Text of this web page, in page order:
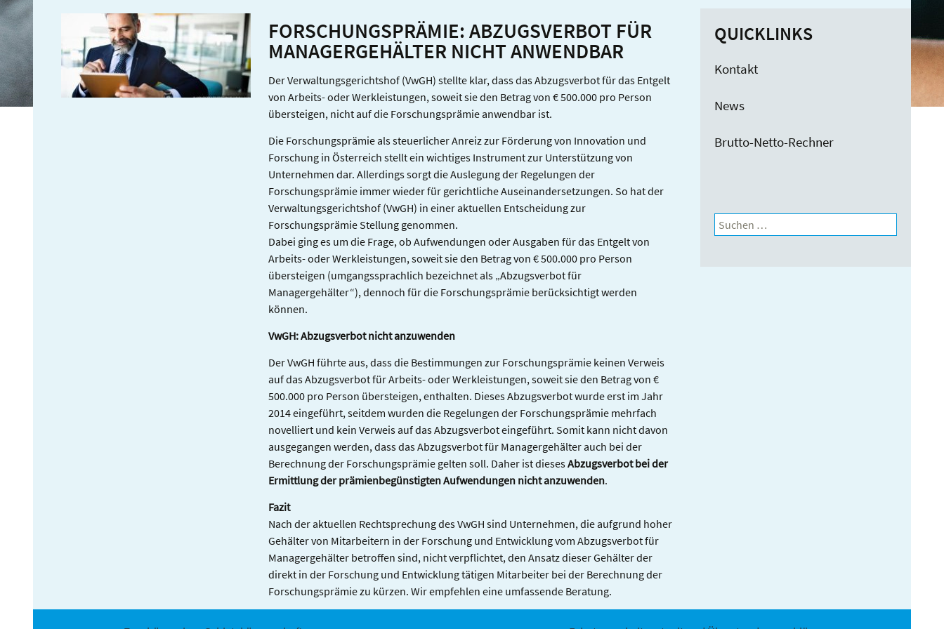
FORSCHUNGSPRÄMIE: ABZUGSVERBOT FÜR
MANAGERGEHÄLTER NICHT ANWENDBAR
Der Verwaltungsgerichtshof (VwGH) stellte klar, dass das Abzugsverbot für das Entgelt
von Arbeits- oder Werkleistungen, soweit sie den Betrag von € 500.000 pro Person
übersteigen, nicht auf die Forschungsprämie anwendbar ist.
Die Forschungsprämie als steuerlicher Anreiz zur Förderung von Innovation und
Forschung in Österreich stellt ein wichtiges Instrument zur Unterstützung von
Unternehmen dar. Allerdings sorgt die Auslegung der Regelungen der
Forschungsprämie immer wieder für gerichtliche Auseinandersetzungen. So hat der
Verwaltungsgerichtshof (VwGH) in einer aktuellen Entscheidung zur
Forschungsprämie Stellung genommen.
Dabei ging es um die Frage, ob Aufwendungen oder Ausgaben für das Entgelt von
Arbeits- oder Werkleistungen, soweit sie den Betrag von € 500.000 pro Person
übersteigen (umgangssprachlich bezeichnet als „Abzugsverbot für
Managergehälter“), dennoch für die Forschungsprämie berücksichtigt werden
können.
VwGH: Abzugsverbot nicht anzuwenden
Der VwGH führte aus, dass die Bestimmungen zur Forschungsprämie keinen Verweis
auf das Abzugsverbot für Arbeits- oder Werkleistungen, soweit sie den Betrag von €
500.000 pro Person übersteigen, enthalten. Dieses Abzugsverbot wurde erst im Jahr
2014 eingeführt, seitdem wurden die Regelungen der Forschungsprämie mehrfach
novelliert und kein Verweis auf das Abzugsverbot eingeführt. Somit kann nicht davon
ausgegangen werden, dass das Abzugsverbot für Managergehälter auch bei der
Berechnung der Forschungsprämie gelten soll. Daher ist diesesAbzugsverbot bei der
Ermittlung der prämienbegünstigten Aufwendungen nicht anzuwenden.
Fazit
Nach der aktuellen Rechtsprechung des VwGH sind Unternehmen, die aufgrund hoher
Gehälter von Mitarbeitern in der Forschung und Entwicklung vom Abzugsverbot für
Managergehälter betroffen sind, nicht verpflichtet, den Ansatz dieser Gehälter der
direkt in der Forschung und Entwicklung tätigen Mitarbeiter bei der Berechnung der
Forschungsprämie zu kürzen. Wir empfehlen eine umfassende Beratung.
QUICKLINKS
Kontakt
News
Brutto-Netto-Rechner
Suchen
nach: